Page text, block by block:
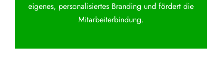
eigenes, personalisiertes Branding und fördert die
Mitarbeiterbindung.